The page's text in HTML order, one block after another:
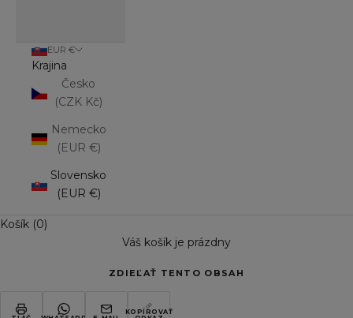
EUR €
Krajina
Česko
(CZK Kč)
Nemecko
(EUR €)
Slovensko
(EUR €)
Košík (0)
Váš košík je prázdny
ZDIEĽAŤ TENTO OBSAH
KOPÍROVAŤ